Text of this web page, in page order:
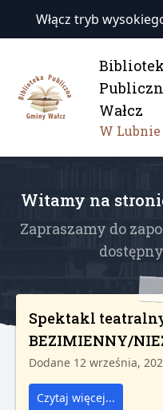
Włącz tryb
Wałcz
W Lubnie
Witamy na
Zapraszamy do
Spektakl
BEZIMIENNY/
Dodane 12 września,
Czytaj więcej...